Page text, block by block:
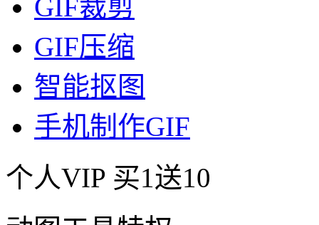
GIF裁剪
GIF压缩
智能抠图
手机制作GIF
个人VIP 买1送10